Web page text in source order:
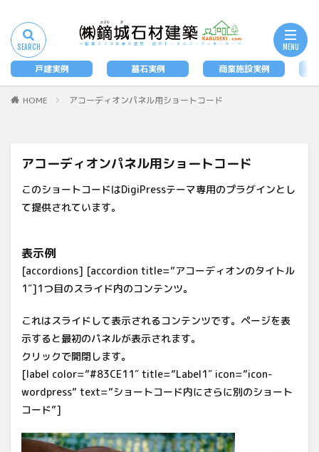
戸建実例 墓石実例 商業施設実例
HOME アコーディオンパネル用ショートコード
アコーディオンパネル用ショートコード
このショートコードはDigiPressテーマ専用のプラグインとし
て提供されています。
表示例
[accordions] [accordion title=”アコーディオンのタイトル
1″]1つ目のスライド内のコンテンツ。
これはスライドして表示されるコンテンツです。ページを表
示すると最初のパネルが表示されます。
クリックで開閉します。
[label color=”#83CE11″ title=”Label1″ icon=”icon-
wordpress” text=”ショートコード内にさらに別のショート
コード”]
タグ